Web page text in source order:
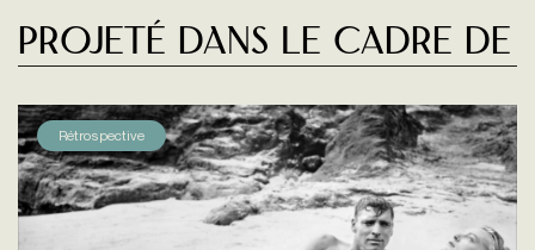
Projeté dans le cadre de
Rétrospective